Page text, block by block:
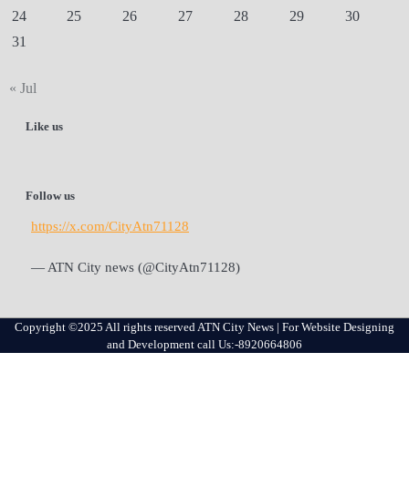
24
25 26 27 28 29
30
31
« Jul
Like us
Follow us
https://x.com/CityAtn71128
— ATN City news (@CityAtn71128)
Copyright ©2025 All rights reserved ATN City News | For Website Designing
and Development call Us:-8920664806